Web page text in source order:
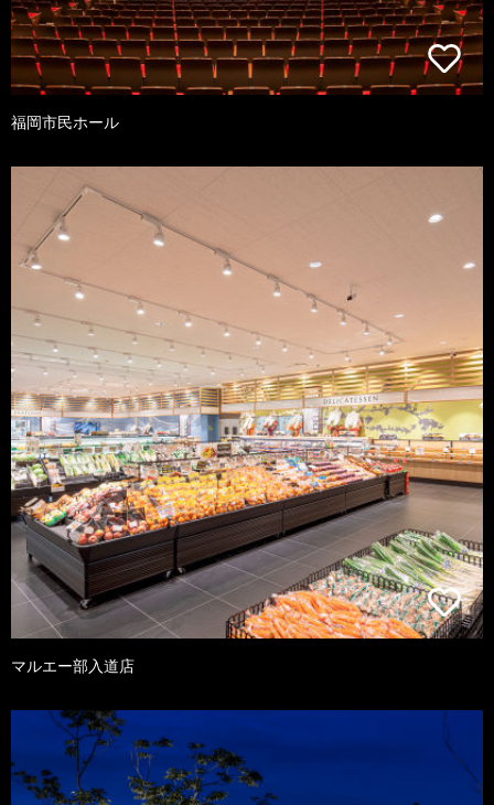
福岡市民ホール
マルエー部入道店